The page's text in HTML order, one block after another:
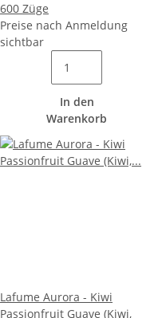
600 Züge
Preise nach Anmeldung
sichtbar
In den
Warenkorb
Lafume Aurora - Kiwi
Passionfruit Guave (Kiwi,